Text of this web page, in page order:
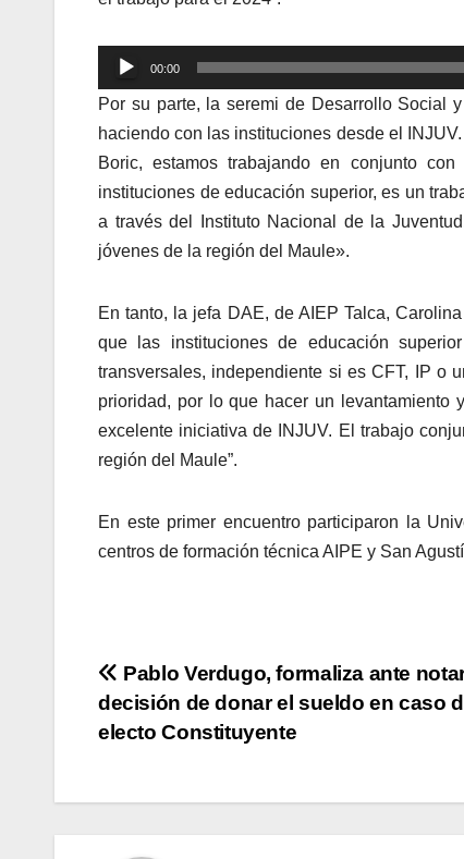
Reproductor
de
00:00
Por su parte, la seremi de Desarrollo Social
haciendo con las instituciones desde el
Boric, estamos trabajando en conjunto
instituciones de educación superior, es un
a través del Instituto Nacional de la
jóvenes de la región del Maule».
En tanto, la jefa DAE, de AIEP Talca,
que las instituciones de educación
transversales, independiente si es CFT, IP o
prioridad, por lo que hacer un levantamiento
excelente iniciativa de INJUV. El trabajo
región del Maule”.
En este primer encuentro participaron la
centros de formación técnica AIPE y San
Navegación
de
Pablo Verdugo, formaliza ante
decisión de donar el sueldo en caso
electo Constituyente